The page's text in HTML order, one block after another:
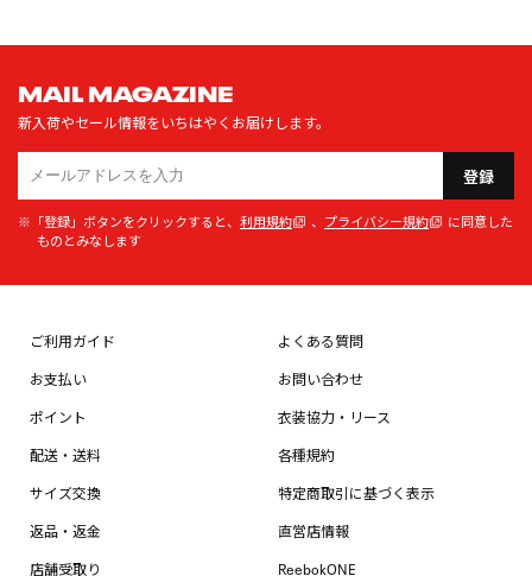
MAIL MAGAZINE
新入荷やセール情報をいちはやくお届けします。
登録
※「登録」ボタンをクリックすると、 利用規約 、 プライバシー規約
に同意した
ものとみなします
ご利用ガイド
お支払い
ポイント
配送・送料
サイズ交換
返品・返金
店舗受取り
よくある質問
お問い合わせ
衣装協力・リース
各種規約
特定商取引に基づく表示
直営店情報
ReebokONE